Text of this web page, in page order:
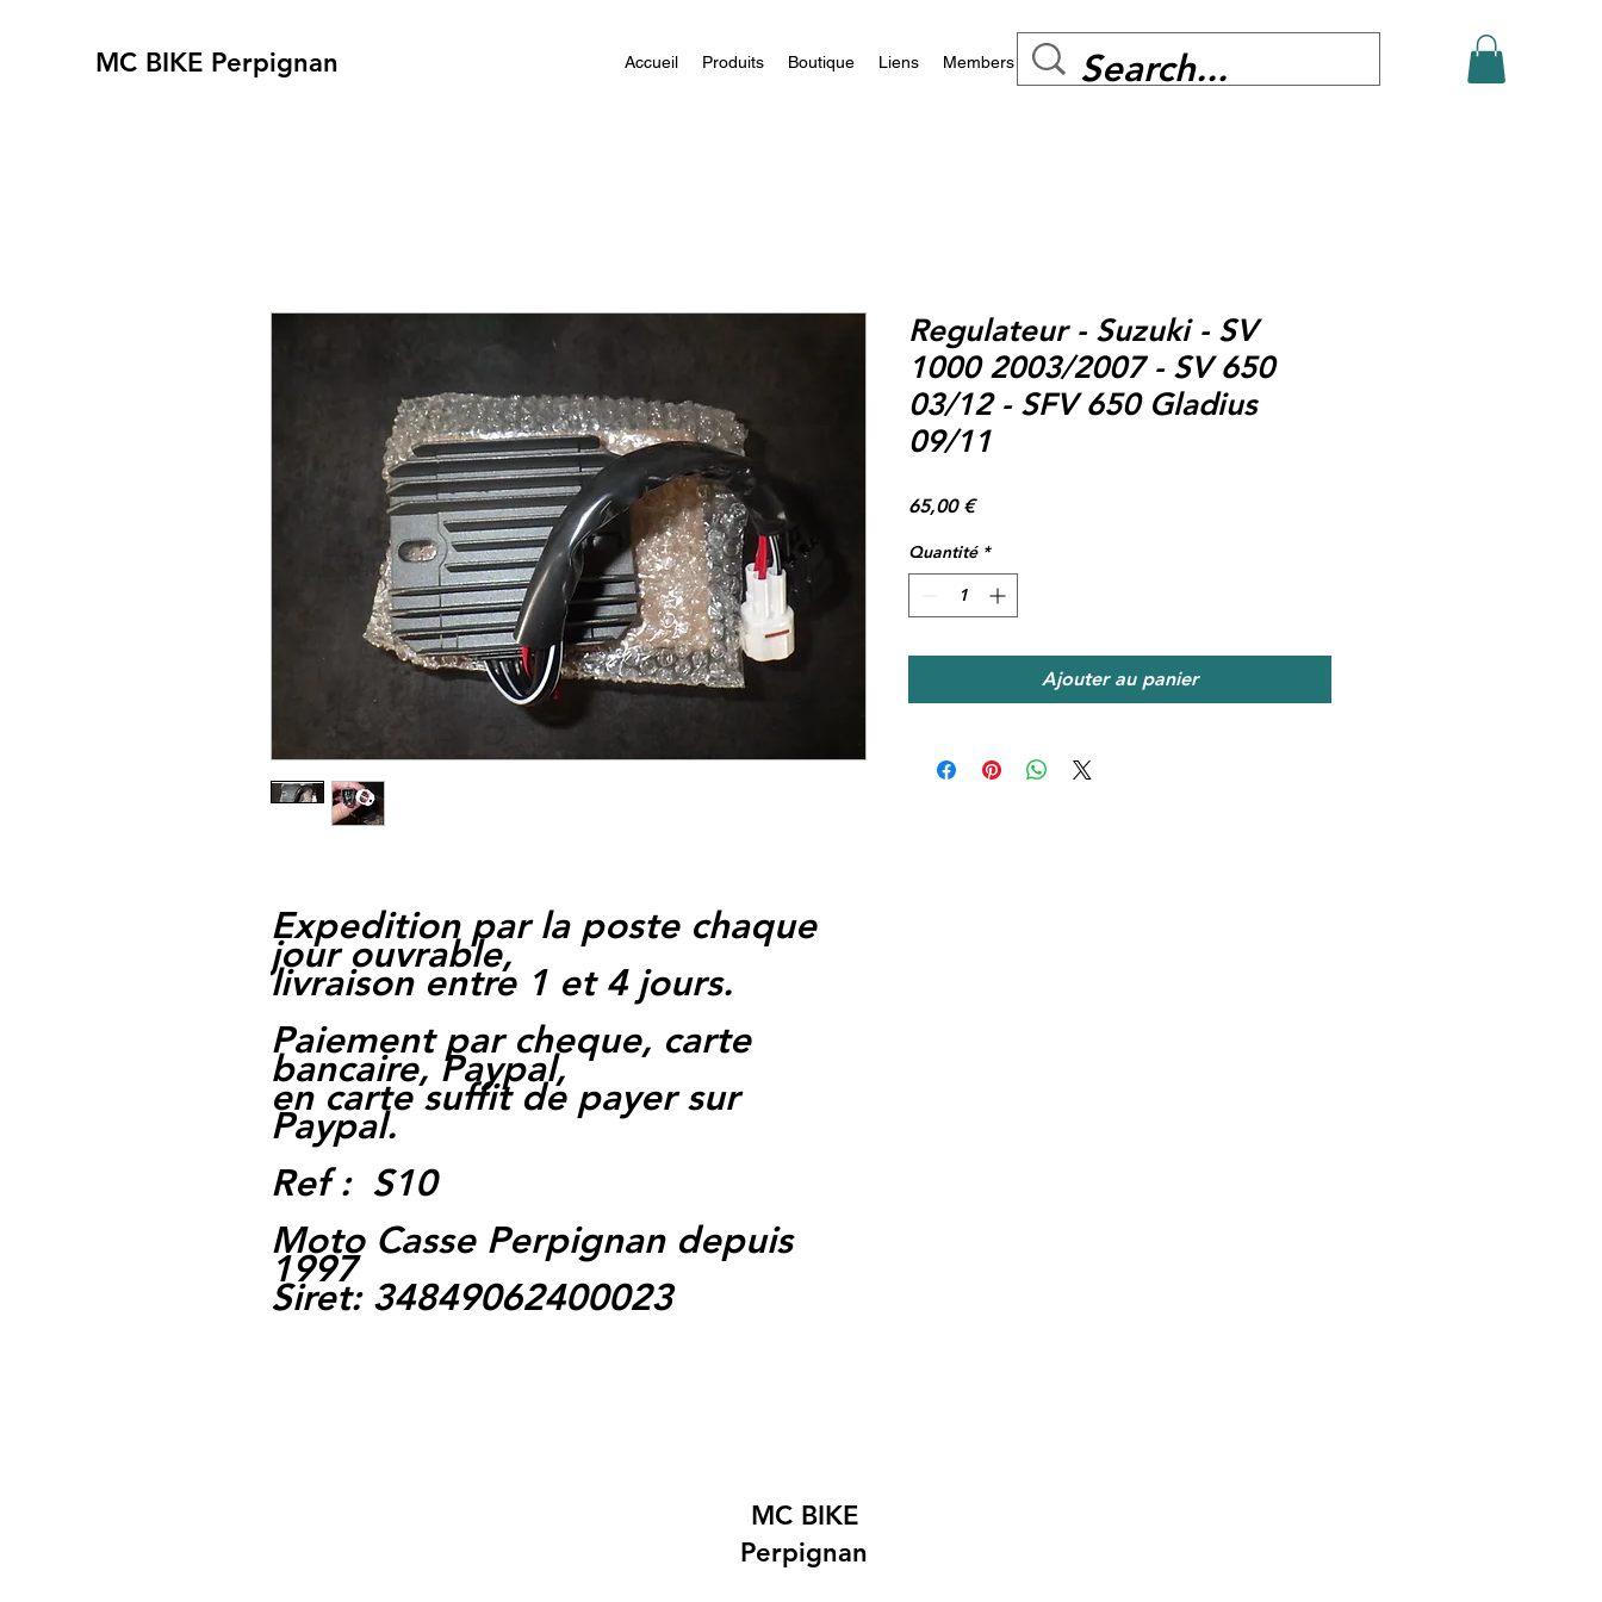
MC BIKE Perpignan Accueil Produits Boutique Liens Members
Expedition par la poste chaque
jour ouvrable,
livraison entre 1 et 4 jours.
Paiement par cheque, carte
bancaire, Paypal,
en carte suffit de payer sur
Paypal.
Ref : S10
Moto Casse Perpignan depuis
1997
Siret: 34849062400023
Regulateur - Suzuki - SV
1000 2003/2007 - SV 650
03/12 - SFV 650 Gladius
09/11
65,00 €Prix
Quantité *
Ajouter au panier
MC BIKE
Perpignan